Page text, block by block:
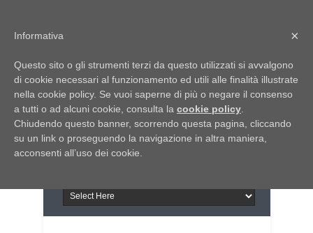
Italia Notizie
Giornale di Basilicata
Giornale di Puglia
INFORMAPUGLIA
Il portale n.1 del lavoro
in Puglia
×
Informativa
Questo sito o gli strumenti terzi da questo utilizzati si avvalgono
di cookie necessari al funzionamento ed utili alle finalità illustrate
nella cookie policy. Se vuoi saperne di più o negare il consenso
a tutti o ad alcuni cookie, consulta la cookie policy
Chiudendo questo banner, scorrendo questa pagina, cliccando
su un link o proseguendo la navigazione in altra maniera,
acconsenti all’uso dei cookie.